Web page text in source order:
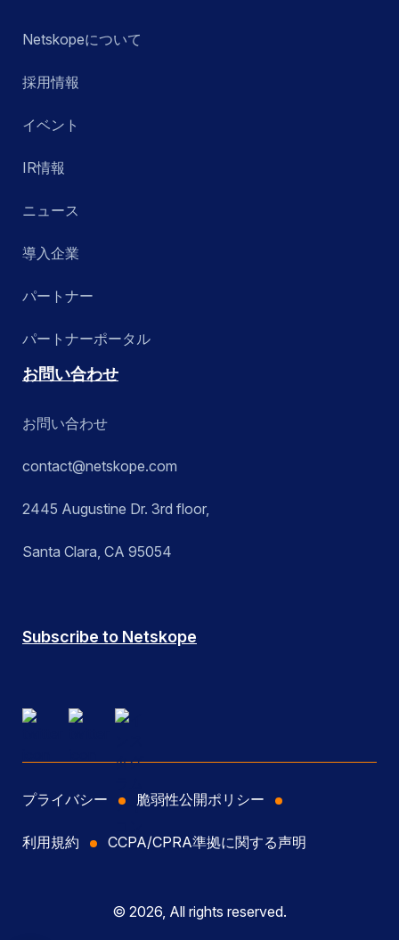
Netskopeについて
採用情報
イベント
IR情報
ニュース
導入企業
パートナー
パートナーポータル
お問い合わせ
お問い合わせ
contact@netskope.com
2445 Augustine Dr. 3rd floor,
Santa Clara, CA 95054
Subscribe to Netskope
プライバシー 脆弱性公開ポリシー
利用規約 CCPA/CPRA準拠に関する声明
© 2026, All rights reserved.